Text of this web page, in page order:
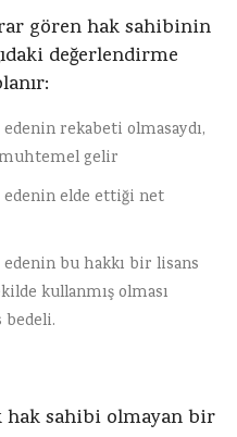
gören hak sahibinin
değerlendirme
rekabeti olmasaydı,
gelir
edenin elde ettiği net
bu hakkı bir lisans
kullanmış olması
bedeli.
hak sahibi olmayan bir